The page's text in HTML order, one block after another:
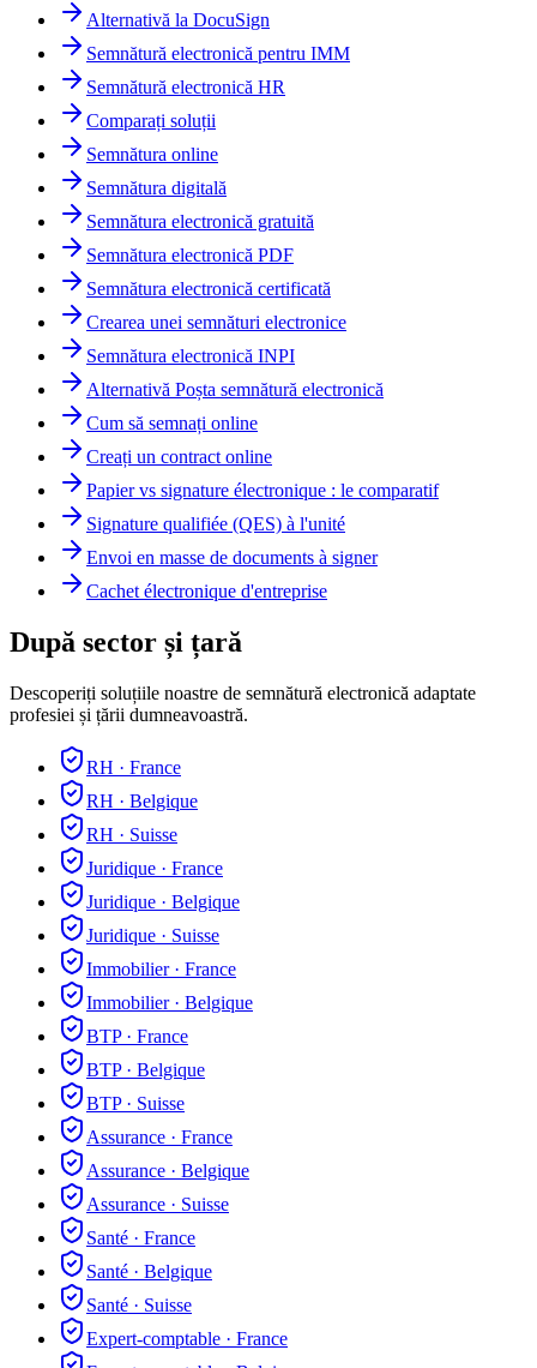
Alternativă la DocuSign
Semnătură electronică pentru IMM
Semnătură electronică HR
Comparați soluții
Semnătura online
Semnătura digitală
Semnătura electronică gratuită
Semnătura electronică PDF
Semnătura electronică certificată
Crearea unei semnături electronice
Semnătura electronică INPI
Alternativă Poșta semnătură electronică
Cum să semnați online
Creați un contract online
Papier vs signature électronique : le comparatif
Signature qualifiée (QES) à l'unité
Envoi en masse de documents à signer
Cachet électronique d'entreprise
După sector și țară
Descoperiți soluțiile noastre de semnătură electronică adaptate
profesiei și țării dumneavoastră.
RH · France
RH · Belgique
RH · Suisse
Juridique · France
Juridique · Belgique
Juridique · Suisse
Immobilier· France
Immobilier· Belgique
BTP· France
BTP· Belgique
BTP· Suisse
Assurance · France
Assurance · Belgique
Assurance · Suisse
Santé · France
Santé · Belgique
Santé · Suisse
Expert-comptable · France